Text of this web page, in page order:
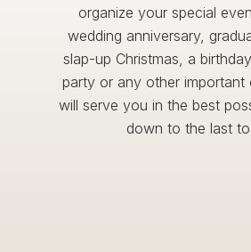
organize your special
wedding anniversary,
slap-up Christmas, a
party or any other important
will serve you in the best
down to the last